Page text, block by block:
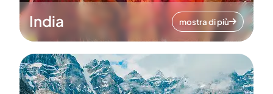
India mostra di più